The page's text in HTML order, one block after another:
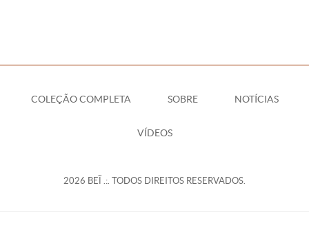
COLEÇÃO COMPLETA SOBRE NOTÍCIAS
VÍDEOS
2026 BEĨ .:. TODOS DIREITOS RESERVADOS.